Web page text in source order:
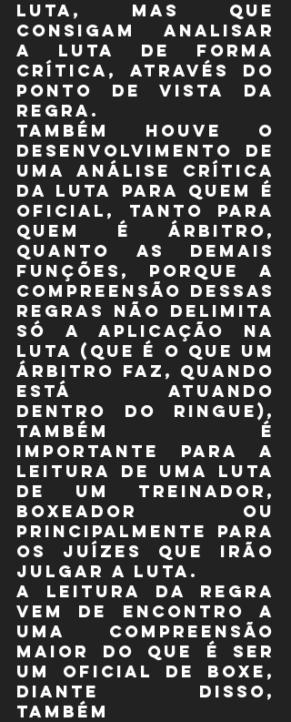
luta, mas que
consigam analisar
a luta de forma
crítica, através do
ponto de vista da
regra.
Também houve o
desenvolvimento de
uma análise crítica
da luta para quem é
oficial, tanto para
quem é árbitro,
quanto as demais
funções, porque a
compreensão dessas
regras não delimita
só a aplicação na
luta (que é o que um
árbitro faz, quando
está atuando
dentro do ringue),
também é
importante para a
leitura de uma luta
de um treinador,
boxeador ou
principalmente para
os juízes que irão
julgar a luta.
A leitura da regra
vem de encontro a
uma compreensão
maior do que é ser
um oficial de boxe,
diante disso,
também